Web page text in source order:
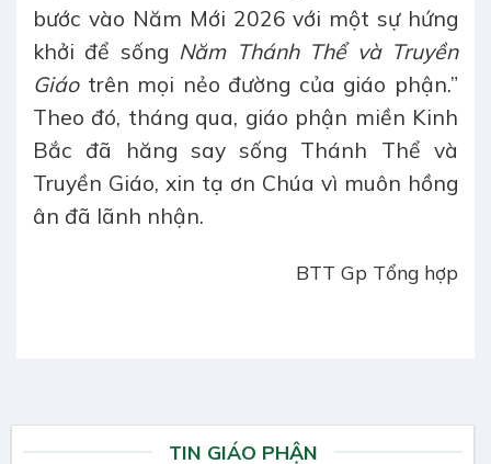
bước vào Năm Mới 2026 với một sự hứng
khởi để sống Năm Thánh Thể và Truyền
Giáotrên mọi nẻo đường của giáo phận.”
Theo đó, tháng qua, giáo phận miền Kinh
Bắc đã hăng say sống Thánh Thể và
Truyền Giáo, xin tạ ơn Chúa vì muôn hồng
ân đã lãnh nhận.
BTT Gp Tổng hợp
TIN GIÁO PHẬN